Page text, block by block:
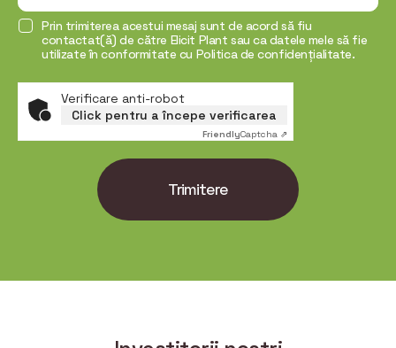
Prin trimiterea acestui mesaj sunt de acord să fiu
contactat(ă) de către Elicit Plant sau ca datele mele să fie
utilizate în conformitate cu Politica de confidențialitate.
Trimitere
Verificare anti-robot
Click pentru a începe verificarea
FriendlyCaptcha ⇗